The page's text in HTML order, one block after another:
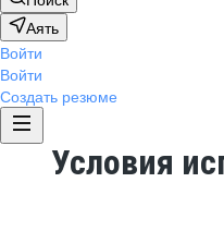
Аять
Войти
Войти
Создать резюме
Условия